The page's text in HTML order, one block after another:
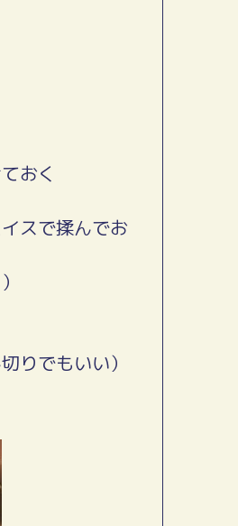
おく
スで揉んでお
りでもいい）